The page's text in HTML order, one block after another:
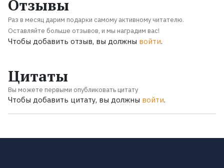
Отзывы
Раз в месяц дарим подарки самому активному читателю.
Оставляйте больше отзывов, и мы наградим вас!
Чтобы добавить отзыв, вы должны войти.
Цитаты
Вы можете первыми опубликовать цитату
Чтобы добавить цитату, вы должны войти.